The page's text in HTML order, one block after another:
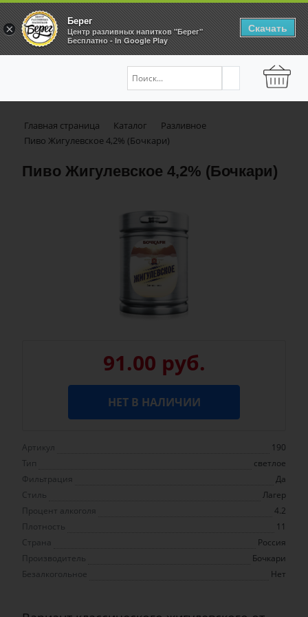
Главная страница Каталог
Разливное
Пиво Жигулевское 4,2% (Бочкари)
Пиво Жигулевское 4,2% (Бочкари)
91.00 руб.
НЕТ В НАЛИЧИИ
Артикул
190
Тип
светлое
Фильтрация
Да
Стиль
Лагер
Процент алкоголя
4.2
Плотность
11
Страна
Россия
Производитель
Бочкари
Безалкогольное
Нет
×
Берег
Центр разливных напитков "Берег"
Бесплатно - In Google Play
Скачать